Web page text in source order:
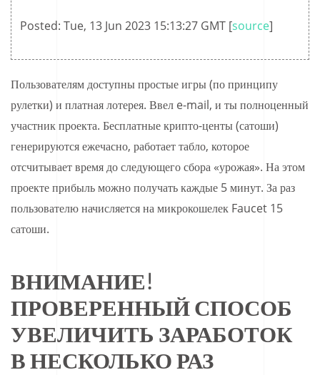
Posted: Tue, 13 Jun 2023 15:13:27 GMT [source]
Пользователям доступны простые игры (по принципу
рулетки) и платная лотерея. Ввел e-mail, и ты полноценный
участник проекта. Бесплатные крипто-центы (сатоши)
генерируются ежечасно, работает табло, которое
отсчитывает время до следующего сбора «урожая». На этом
проекте прибыль можно получать каждые 5 минут. За раз
пользователю начисляется на микрокошелек Faucet 15
сатоши.
ВНИМАНИЕ!
ПРОВЕРЕННЫЙ СПОСОБ
УВЕЛИЧИТЬ ЗАРАБОТОК
В НЕСКОЛЬКО РАЗ